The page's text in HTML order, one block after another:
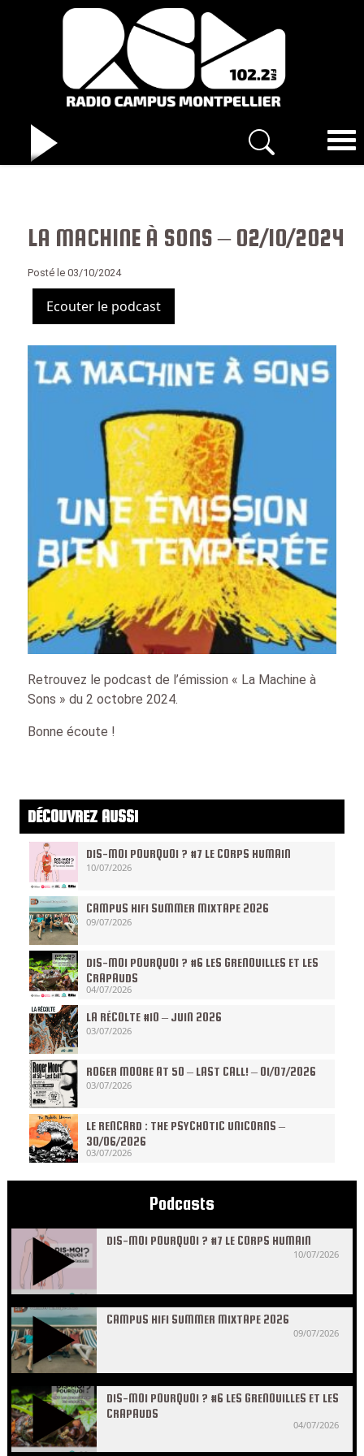
LA MACHINE À SONS – 02/10/2024
Posté le 03/10/2024
Ecouter le podcast
Retrouvez le podcast de l’émission « La Machine à
Sons » du 2 octobre 2024.
Bonne écoute !
DÉCOUVREZ AUSSI
DIS-MOI POURQUOI ? #7 LE CORPS HUMAIN
10/07/2026
CAMPUS HIFI SUMMER MIXTAPE 2026
09/07/2026
DIS-MOI POURQUOI ? #6 LES GRENOUILLES ET LES
CRAPAUDS
04/07/2026
LA RÉCOLTE #10 – JUIN 2026
03/07/2026
ROGER MOORE AT 50 – LAST CALL! – 01/07/2026
03/07/2026
LE RENCARD : THE PSYCHOTIC UNICORNS –
30/06/2026
03/07/2026
Podcasts
DIS-MOI POURQUOI ? #7 LE CORPS HUMAIN
10/07/2026
CAMPUS HIFI SUMMER MIXTAPE 2026
09/07/2026
DIS-MOI POURQUOI ? #6 LES GRENOUILLES ET LES
CRAPAUDS
04/07/2026